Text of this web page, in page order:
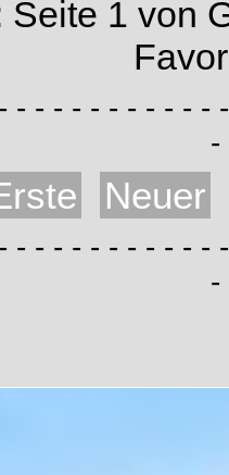
Seite 1 von
- - - - - - - - - - -
-
Neuer
- - - - - - - - - - -
-